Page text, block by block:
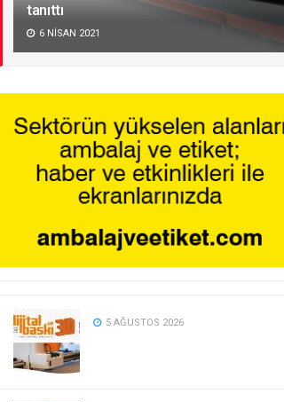
tanıttı
6 NISAN 2021
5 AĞUSTOS 2026